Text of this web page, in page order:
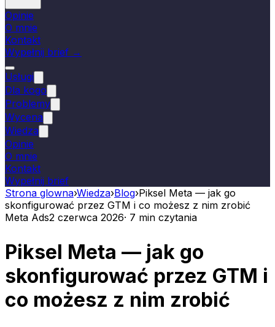
Opinie
O mnie
Kontakt
Wypełnij brief →
Usługi
Dla kogo
Problemy
Wycena
Wiedza
Opinie
O mnie
Kontakt
Wypełnij brief
Strona glowna›Wiedza›Blog›Piksel Meta — jak go
skonfigurować przez GTM i co możesz z nim zrobić
Meta Ads2 czerwca 2026· 7 min czytania
Piksel Meta — jak go
skonfigurować przez GTM i
co możesz z nim zrobić